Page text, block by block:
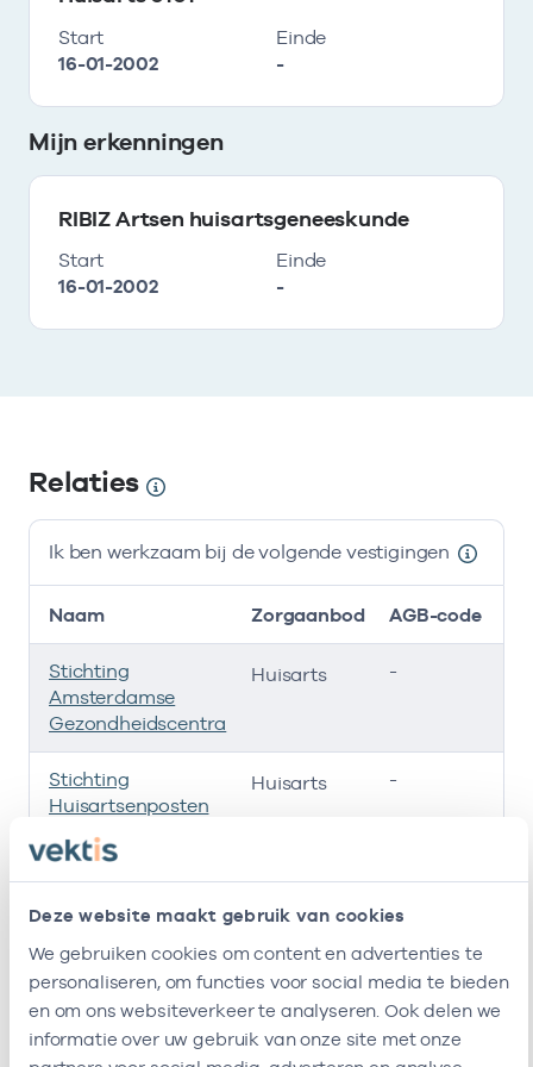
Deze website maakt gebruik van cookies
We gebruiken cookies om content en advertenties te
personaliseren, om functies voor social media te bieden
en om ons websiteverkeer te analyseren. Ook delen we
informatie over uw gebruik van onze site met onze
Start
16-01-2002
Einde
-
Mijn erkenningen
RIBIZ Artsen huisartsgeneeskunde
Start
16-01-2002
Einde
-
Relaties
Ik ben werkzaam bij de volgende vestigingen
Ik ben werkzaam bij de volgende vestigingen
Naam Zorgaanbod AGB-code
Stichting
Amsterdamse
Gezondheidscentra
Huisarts -
Stichting
Huisartsenposten
Amsterdam
Huisarts -
Roha B.v. -
Huisartsenpraktijk
Hogeweg
Huisarts -